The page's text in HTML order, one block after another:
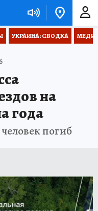
УКРАИНА: СВОДКА
на
года
погиб